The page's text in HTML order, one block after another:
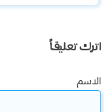
اترك تعليقاً
الاسم